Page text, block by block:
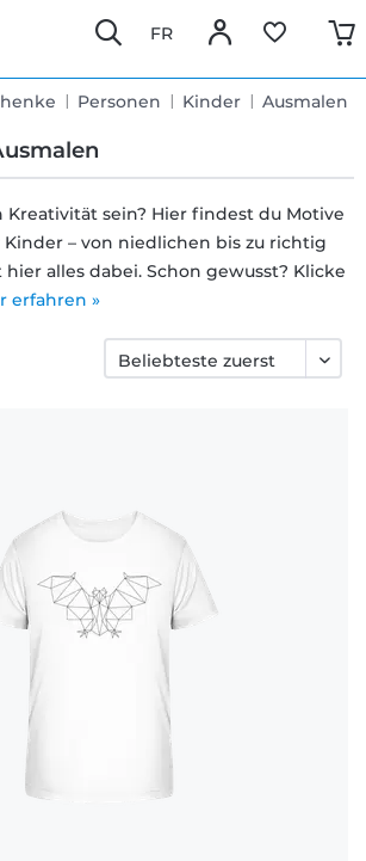
FR
Personen Kinder Ausmalen
Kreativität sein? Hier findest du Motive
Kinder – von niedlichen bis zu richtig
alles dabei. Schon gewusst? Klicke
erfahren »